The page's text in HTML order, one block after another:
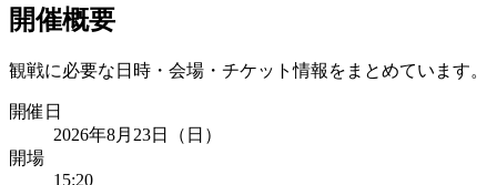
開催概要
観戦に必要な日時・会場・チケット情報をまとめています。
開催日
2026年8月23日（日）
開場
15:20